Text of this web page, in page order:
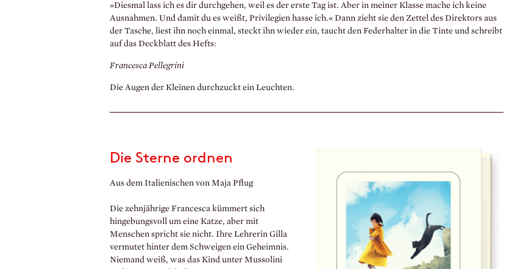
»Diesmal lass ich es dir durchgehen, weil es der erste Tag ist. Aber in meiner Klasse mache ich keine
Ausnahmen. Und damit du es weißt, Privilegien hasse ich.« Dann zieht sie den Zettel des Direktors aus
der Tasche, liest ihn noch einmal, steckt ihn wieder ein, taucht den Federhalter in die Tinte und schreibt
auf das Deckblatt des Hefts:
Francesca Pellegrini
Die Augen der Kleinen durchzuckt ein Leuchten.
Die Sterne ordnen
Aus dem Italienischen von Maja Pflug
Die zehnjährige Francesca kümmert sich
hingebungsvoll um eine Katze, aber mit
Menschen spricht sie nicht. Ihre Lehrerin Gilla
vermutet hinter dem Schweigen ein Geheimnis.
Niemand weiß, was das Kind unter Mussolini